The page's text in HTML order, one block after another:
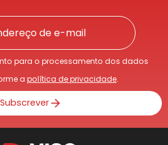
para o processamento dos dados
a política de privacidade.
Subscrever